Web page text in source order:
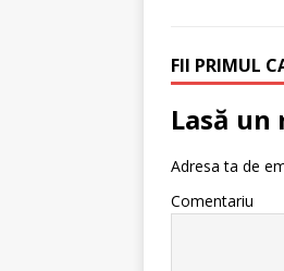
FII PRIMUL
Lasă un
Adresa ta de
Comentariu